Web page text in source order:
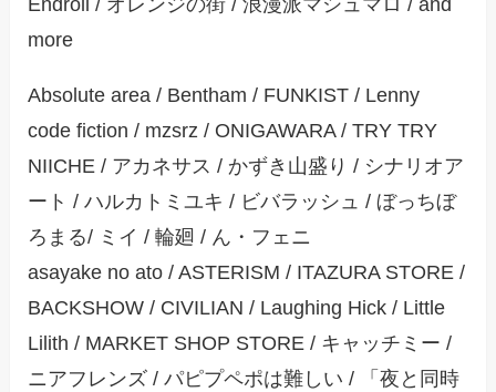
Endroll / オレンジの街 / 浪漫派マシュマロ / and
more
Absolute area / Bentham / FUNKIST / Lenny
code fiction / mzsrz / ONIGAWARA / TRY TRY
NIICHE / アカネサス / かずき山盛り / シナリオア
ート / ハルカトミユキ / ビバラッシュ / ぼっちぼ
ろまる/ ミイ / 輪廻 / ん・フェニ
asayake no ato / ASTERISM / ITAZURA STORE /
BACKSHOW / CIVILIAN / Laughing Hick / Little
Lilith / MARKET SHOP STORE / キャッチミー /
ニアフレンズ / パピプペポは難しい / 「夜と同時